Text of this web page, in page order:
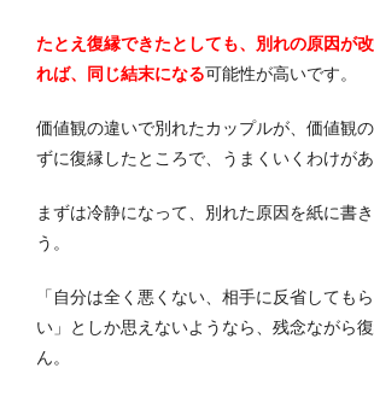
たとえ復縁できたとしても、別れの原因が
れば、同じ結末になる可能性が高いです。
価値観の違いで別れたカップルが、価値観
ずに復縁したところで、うまくいくわけがあ
まずは冷静になって、別れた原因を紙に書
う。
「自分は全く悪くない、相手に反省しても
い」としか思えないようなら、残念ながら
ん。